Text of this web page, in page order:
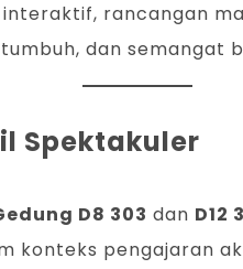
interaktif, rancangan
dan
Spektakuler
D8 303 dan D12
konteks pengajaran